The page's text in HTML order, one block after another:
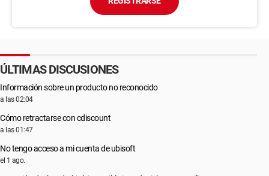
ÚLTIMAS DISCUSIONES
Información sobre un producto no reconocido
a las 02:04
Cómo retractarse con cdiscount
a las 01:47
No tengo acceso a mi cuenta de ubisoft
el 1 ago.